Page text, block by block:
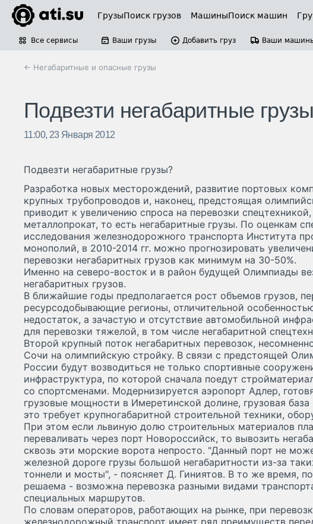
ГрузыПоиск грузов МашиныПоиск машин
Все сервисы Ваши грузы Добавить груз Ваши
← Негабаритные и опасные грузы
Подвезти негабаритные
11:00, 23 Января 2012
Подвезти негабаритные грузы?
Разработка новых месторождений, развитие портовых
крупных трубопроводов и, наконец, предстоящая
приводит к увеличению спроса на перевозки
металлопрокат, то есть негабаритные грузы. По оценкам
исследования железнодорожного транспорта Института
монополий, в 2010-2014 гг. можно прогнозировать
перевозки негабаритных грузов как минимум на 30-50%.
Именно на северо-восток и в район будущей Олимпиады
негабаритных грузов.
В ближайшие годы предполагается рост объемов грузов,
ресурсодобывающие регионы, отличительной
недостаток, а зачастую и отсутствие автомобильной
для перевозки тяжелой, в том числе негабаритной
Второй крупный поток негабаритных перевозок,
Сочи на олимпийскую стройку. В связи с предстоящей
России будут возводиться не только спортивные
инфраструктура, по которой сначала поедут
со спортсменами. Модернизируется аэропорт Адлер,
грузовые мощности в Имеретинской долине, грузовая база
это требует крупногабаритной строительной техники,
При этом если львиную долю строительных материалов
переваливать через порт Новороссийск, то вывозить
сквозь эти морские ворота непросто. "Данный порт не
железной дороге грузы большой негабаритности из-за
тоннели и мосты", - поясняет Д. Гиниятов. В то же время,
решаема - возможна перевозка разными видами
специальных маршрутов.
По словам операторов, работающих на рынке, при